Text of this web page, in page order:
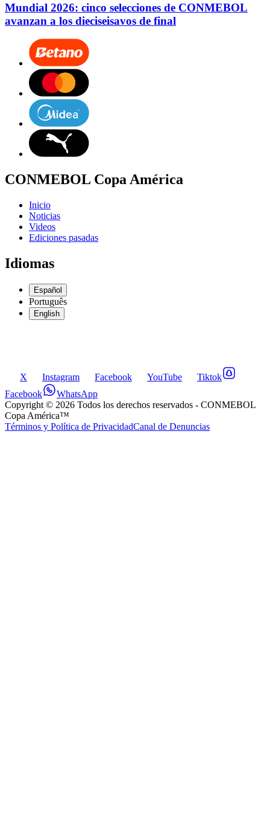
Mundial 2026: cinco selecciones de CONMEBOL
avanzan a los dieciseisavos de final
CONMEBOL Copa América
Inicio
Noticias
Videos
Ediciones pasadas
Idiomas
Español
Português
English
X Instagram Facebook YouTube
Tiktok
Facebook
WhatsApp
Copyright © 2026 Todos los derechos reservados - CONMEBOL
Copa América™
Términos y Política de PrivacidadCanal de Denuncias